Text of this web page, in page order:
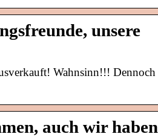
unsere
Wahnsinn!!! Dennoch
auch wir haben